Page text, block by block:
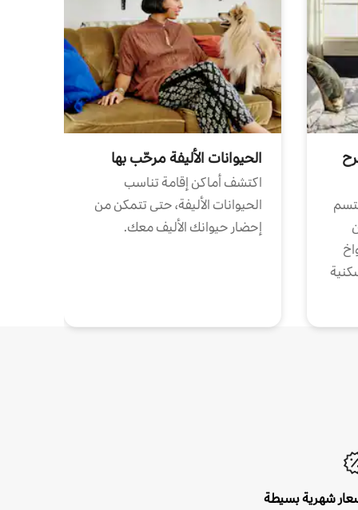
الحيوانات الأليفة مرحّب بها
اكتشف أماكن إقامة تناسب
الحيوانات الأليفة، حتى تتمكن من
إحضار حيوانك الأليف معك.
شهرية بسيطة